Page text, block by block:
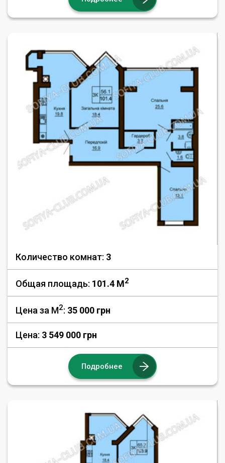
Количество комнат: 3
Общая площадь: 101.4 M2
Цена за М2: 35 000 грн
Цена: 3 549 000 грн
Подробнее